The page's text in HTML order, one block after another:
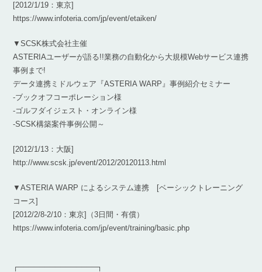
[2012/1/19：東京]
https://www.infoteria.com/jp/event/etaiken/
▼SCSK株式会社主催
ASTERIAユーザーが語る!!業務の自動化から大規模Webサービス連携
事例まで!
データ連携ミドルウェア『ASTERIA WARP』事例紹介セミナー
-ブックオフコーポレーション様
-ゴルフダイジェスト・オンライン様
-SCSK構築案件事例公開～
[2012/1/13：大阪]
http://www.scsk.jp/event/2012/20120113.html
▼ASTERIA WARP によるシステム連携 [ベーシックトレーニング
コース]
[2012/2/8-2/10：東京]（3日間・有償）
https://www.infoteria.com/jp/event/training/basic.php
┌───────────────┐